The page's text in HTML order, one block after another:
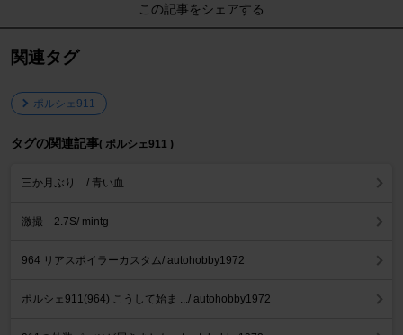
この記事をシェアする
関連タグ
ポルシェ911
タグの関連記事( ポルシェ911 )
三か月ぶり…/ 青い血
激撮 2.7S/ mintg
964 リアスポイラーカスタム/ autohobby1972
ポルシェ911(964) こうして始ま .../ autohobby1972